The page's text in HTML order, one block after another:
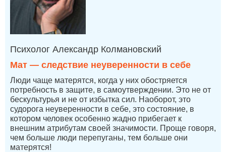
Психолог Александр Колмановский
Мат — следствие неуверенности в себе
Люди чаще матерятся, когда у них обостряется
потребность в защите, в самоутверждении. Это не от
бескультурья и не от избытка сил. Наоборот, это
судорога неуверенности в себе, это состояние, в
котором человек особенно жадно прибегает к
внешним атрибутам своей значимости. Проще говоря,
чем больше люди перепуганы, тем больше они
матерятся!